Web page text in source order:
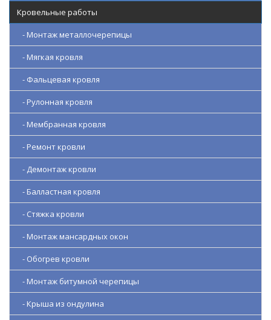
Кровельные работы
- Монтаж металлочерепицы
- Мягкая кровля
- Фальцевая кровля
- Рулонная кровля
- Мембранная кровля
- Ремонт кровли
- Демонтаж кровли
- Балластная кровля
- Стяжка кровли
- Монтаж мансардных окон
- Обогрев кровли
- Монтаж битумной черепицы
- Крыша из ондулина